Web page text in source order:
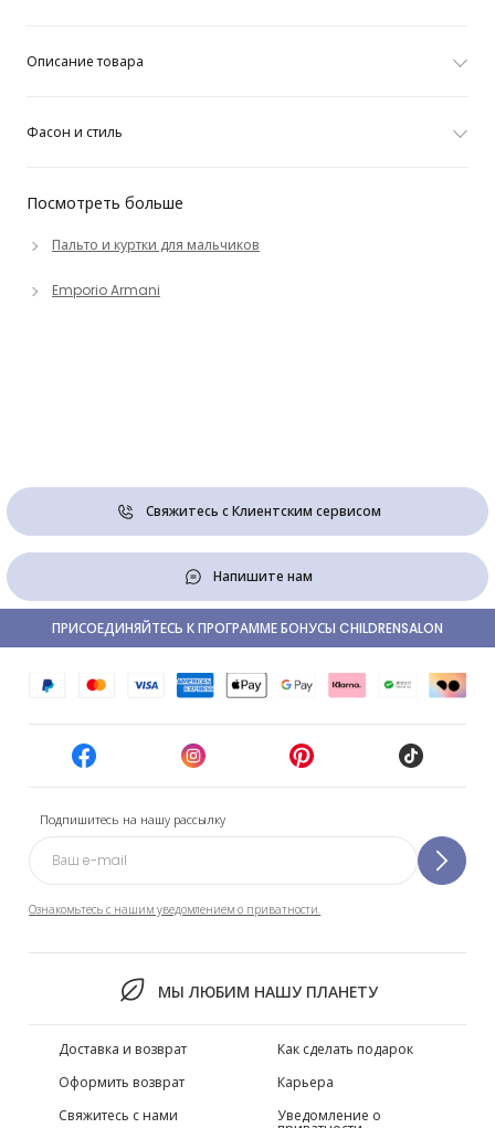
Посмотреть больше
Пальто и куртки для мальчиков
Emporio Armani
Описание товара
Фасон и стиль
Свяжитесь с Клиентским сервисом
Напишите нам
Подпишитесь на нашу рассылку
Ознакомьтесь с нашим уведомлением о приватности.
МЫ ЛЮБИМ НАШУ ПЛАНЕТУ
ПРИСОЕДИНЯЙТЕСЬ К ПРОГРАММЕ БОНУСЫ CHILDRENSALON
Доставка и возврат
Оформить возврат
Свяжитесь с нами
Как сделать подарок
Карьера
Уведомление о